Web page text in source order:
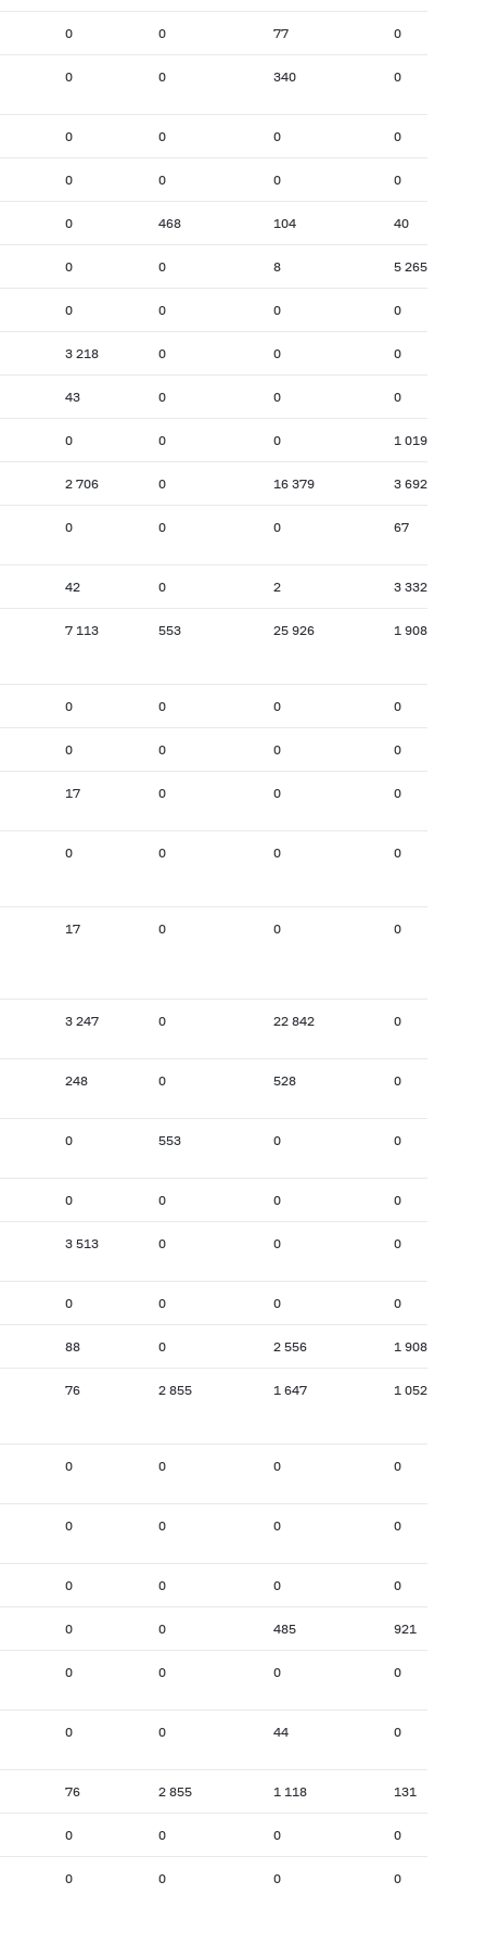
0 0 77 0
0 0 340 0
0 0 0 0
0 0 0 0
0 468 104 40
0 0 8 5 265
0 0 0 0
3 218 0 0 0
43 0 0 0
0 0 0 1 019
2 706 0 16 379 3 692
0 0 0 67
42 0 2 3 332
7 113 553 25 926 1 908
0 0 0 0
0 0 0 0
17 0 0 0
0 0 0 0
17 0 0 0
3 247 0 22 842 0
248 0 528 0
0 553 0 0
0 0 0 0
3 513 0 0 0
0 0 0 0
88 0 2 556 1 908
76 2 855 1 647 1 052
0 0 0 0
0 0 0 0
0 0 0 0
0 0 485 921
0 0 0 0
0 0 44 0
76 2 855 1 118 131
0 0 0 0
0 0 0 0